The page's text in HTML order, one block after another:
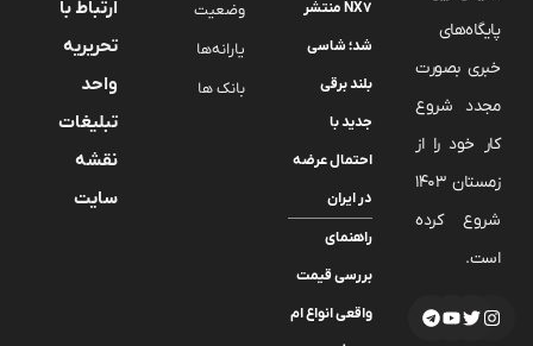
پایگاه‌های
خبری بصورت
مجدد شروع
کار خود را از
زمستان 1403
شروع کرده
است.
NX7 منتشر
شد؛ شاسی
بلند برقی
جدید با
احتمال عرضه
در ایران
راهنمای
بررسی قیمت
واقعی انواع ام
وضعیت
یارانه‌ها
بانک ها
ارتباط با
تحریریه
واحد
تبلیغات
نقشه
سایت